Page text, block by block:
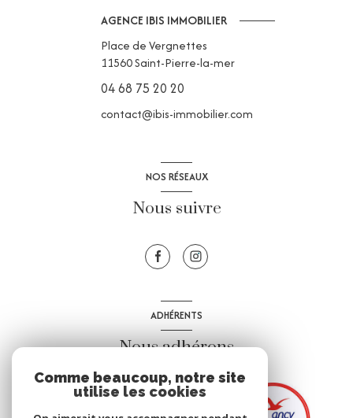
AGENCE IBIS IMMOBILIER
Place de Vergnettes
11560Saint-Pierre-la-mer
04 68 75 20 20
contact@ibis-immobilier.com
NOS RÉSEAUX
Nous suivre
ADHÉRENTS
Nous adhérons
Comme beaucoup, notre site
utilise les cookies